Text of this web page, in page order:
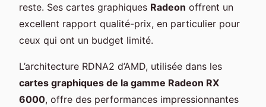
reste. Ses cartes graphiques Radeon offrent un
excellent rapport qualité-prix, en particulier pour
ceux qui ont un budget limité.
L’architecture RDNA2 d’AMD, utilisée dans les
cartes graphiques de la gamme Radeon RX
6000, offre des performances impressionnantes